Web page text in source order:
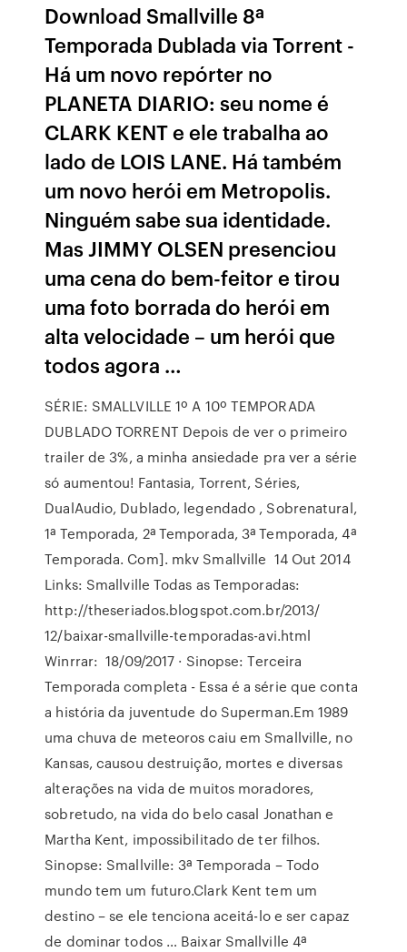
Download Smallville 8ª
Temporada Dublada via Torrent -
Há um novo repórter no
PLANETA DIARIO: seu nome é
CLARK KENT e ele trabalha ao
lado de LOIS LANE. Há também
um novo herói em Metropolis.
Ninguém sabe sua identidade.
Mas JIMMY OLSEN presenciou
uma cena do bem-feitor e tirou
uma foto borrada do herói em
alta velocidade – um herói que
todos agora …
SÉRIE: SMALLVILLE 1º A 10º TEMPORADA
DUBLADO TORRENT Depois de ver o primeiro
trailer de 3%, a minha ansiedade pra ver a série
só aumentou! Fantasia, Torrent, Séries,
DualAudio, Dublado, legendado , Sobrenatural,
1ª Temporada, 2ª Temporada, 3ª Temporada, 4ª
Temporada. Com]. mkv Smallville 14 Out 2014
Links: Smallville Todas as Temporadas:
http://theseriados.blogspot.com.br/2013/
12/baixar-smallville-temporadas-avi.html
Winrrar: 18/09/2017 · Sinopse: Terceira
Temporada completa - Essa é a série que conta
a história da juventude do Superman.Em 1989
uma chuva de meteoros caiu em Smallville, no
Kansas, causou destruição, mortes e diversas
alterações na vida de muitos moradores,
sobretudo, na vida do belo casal Jonathan e
Martha Kent, impossibilitado de ter filhos.
Sinopse: Smallville: 3ª Temporada – Todo
mundo tem um futuro.Clark Kent tem um
destino – se ele tenciona aceitá-lo e ser capaz
de dominar todos … Baixar Smallville 4ª